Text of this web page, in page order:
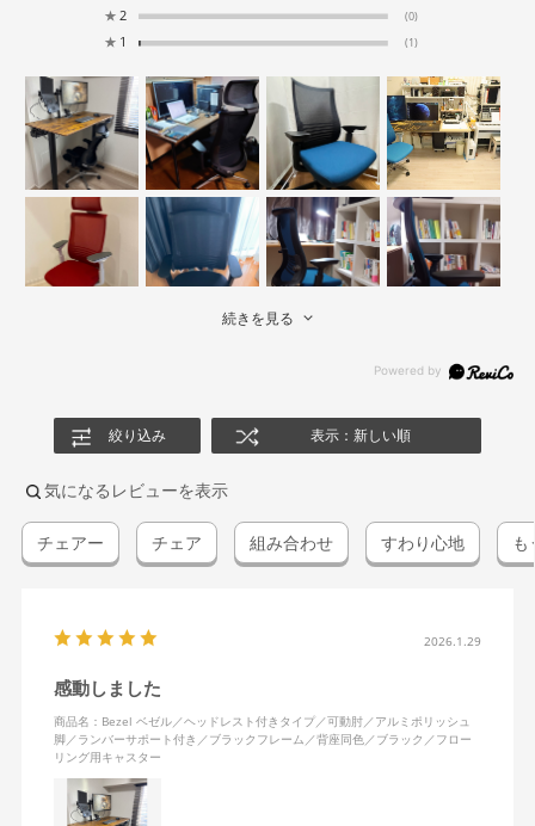
★ 2 (0)
★ 1 (1)
続きを見る
絞り込み 表示：新しい順
気になるレビューを表示
チェアー チェア 組み合わせ すわり心地 も
2026.1.29
感動しました
商品名：Bezel ベゼル／ヘッドレスト付きタイプ／可動肘／アルミポリッシュ
脚／ランバーサポート付き／ブラックフレーム／背座同色／ブラック／フロー
リング用キャスター